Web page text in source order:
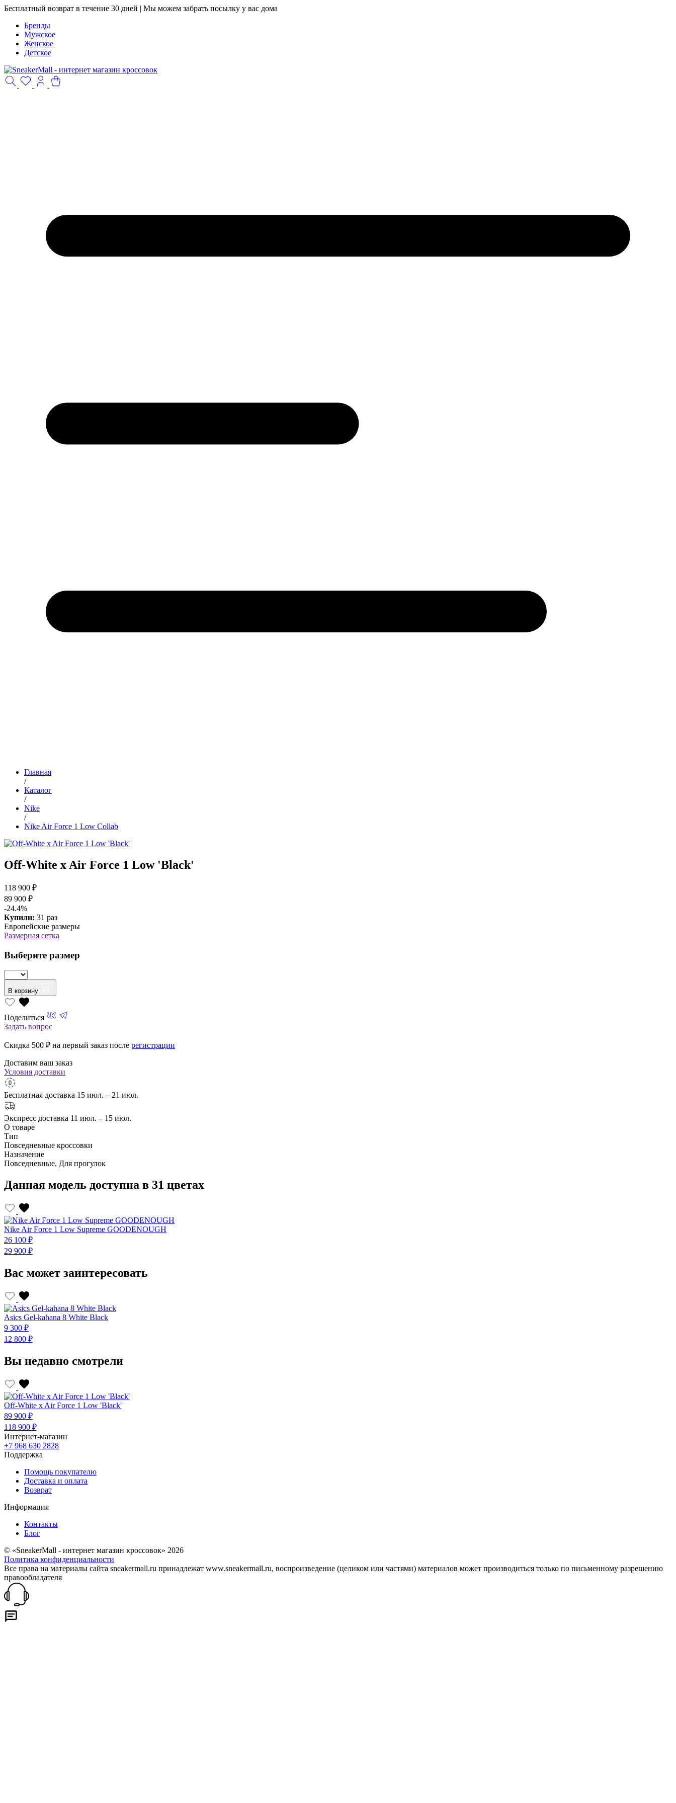
Бесплатный возврат в течение 30 дней | Мы можем забрать посылку у вас дома
Бренды
Мужское
Женское
Детское
Главная
/
Каталог
/
Nike
/
Nike Air Force 1 Low Collab
Off-White x Air Force 1 Low 'Black'
118 900 ₽
89 900 ₽
-24.4%
Купили: 31 раз
Европейские размеры
Размерная сетка
Выберите размер
В корзину
Поделиться
Задать вопрос
Скидка 500 ₽ на первый заказ после регистрации
Доставим ваш заказ
Условия доставки
Бесплатная доставка 15 июл. – 21 июл.
Экспресс доставка 11 июл. – 15 июл.
О товаре
Тип
Повседневные кроссовки
Назначение
Повседневные, Для прогулок
Данная модель доступна в 31 цветах
Nike Air Force 1 Low Supreme GOODENOUGH
26 100 ₽
29 900 ₽
Вас может заинтересовать
Asics Gel-kahana 8 White Black
9 300 ₽
12 800 ₽
Вы недавно смотрели
Off-White x Air Force 1 Low 'Black'
89 900 ₽
118 900 ₽
Интернет-магазин
+7 968 630 2828
Поддержка
Помощь покупателю
Доставка и оплата
Возврат
Информация
Контакты
Блог
© «SneakerMall - интернет магазин кроссовок» 2026
Политика конфиденциальности
Все права на материалы сайта sneakermall.ru принадлежат www.sneakermall.ru, воспроизведение (целиком или частями) материалов может производиться только по письменному разрешению
правообладателя